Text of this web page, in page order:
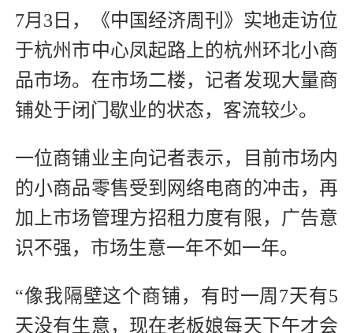
7月3日，《中国经济周刊》实地走访位
于杭州市中心凤起路上的杭州环北小商
品市场。在市场二楼，记者发现大量商
铺处于闭门歇业的状态，客流较少。
一位商铺业主向记者表示，目前市场内
的小商品零售受到网络电商的冲击，再
加上市场管理方招租力度有限，广告意
识不强，市场生意一年不如一年。
“像我隔壁这个商铺，有时一周7天有5
天没有生意，现在老板娘每天下午才会